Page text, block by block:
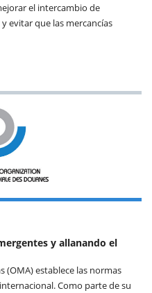
el intercambio de
evitar que las mercancías
y allanando el
(OMA) establece las normas
Como parte de su